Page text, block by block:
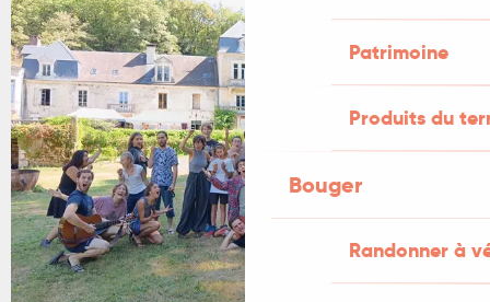
Patrimoine
Produits du
Bouger
Randonner à